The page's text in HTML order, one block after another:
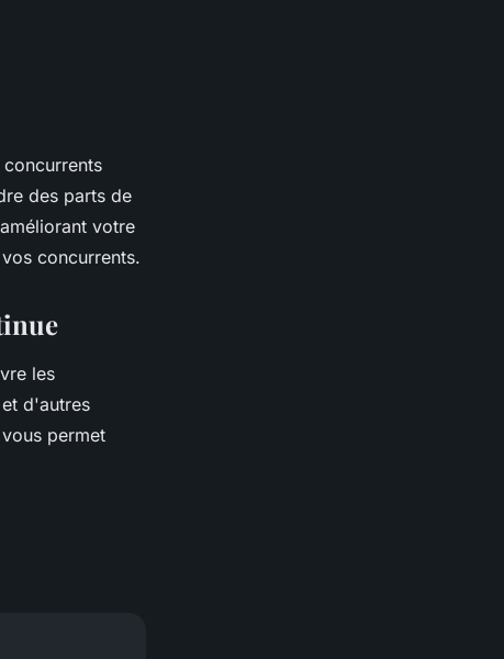
des parts de
votre
concurrents.
les
d'autres
permet